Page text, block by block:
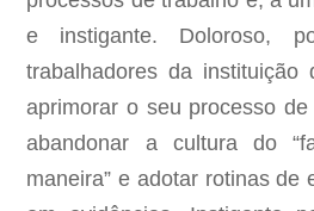
e instigante. Doloroso,
trabalhadores da
aprimorar o seu processo
abandonar a cultura do
maneira” e adotar rotinas de